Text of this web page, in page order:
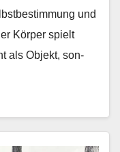
und
Kör­p­er spielt
als Objekt, son­